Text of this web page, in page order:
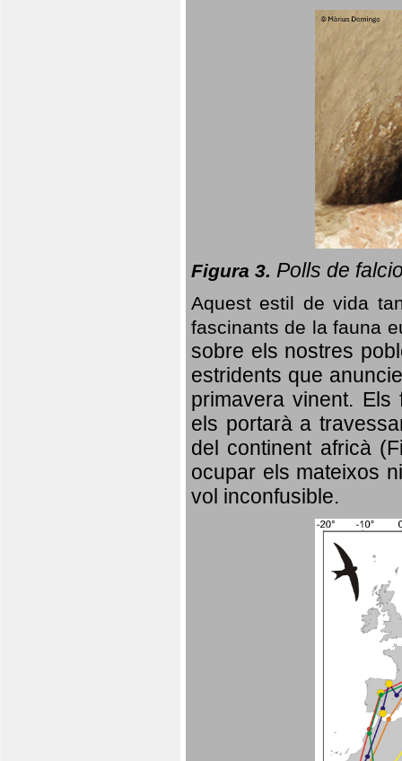
Figura 3. Polls de
Aquest estil de vida
fascinants de la fauna
sobre els nostres
estridents que
primavera vinent. Els
els portarà a
del continent africà
ocupar els mateixos
vol inconfusible.